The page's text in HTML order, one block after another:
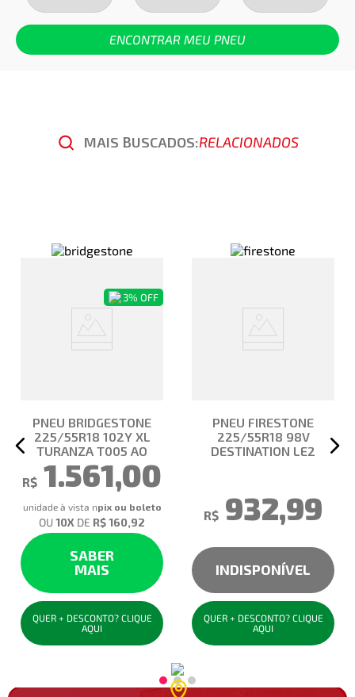
ENCONTRAR MEU PNEU
MAIS BUSCADOS:RELACIONADOS
3% OFF
PNEU BRIDGESTONE
225/55R18 102Y XL
TURANZA T005 AO
R$ 1.561,00
unidade à vista no pix
OU10X DE R$ 160,92
SABER
MAIS
QUER + DESCONTO? CLIQUE
AQUI
PNEU FIRESTONE
225/55R18 98V
DESTINATION LE2
R$ 932,99
INDISPONÍVEL
QUER + DESCONTO? CLIQUE
AQUI